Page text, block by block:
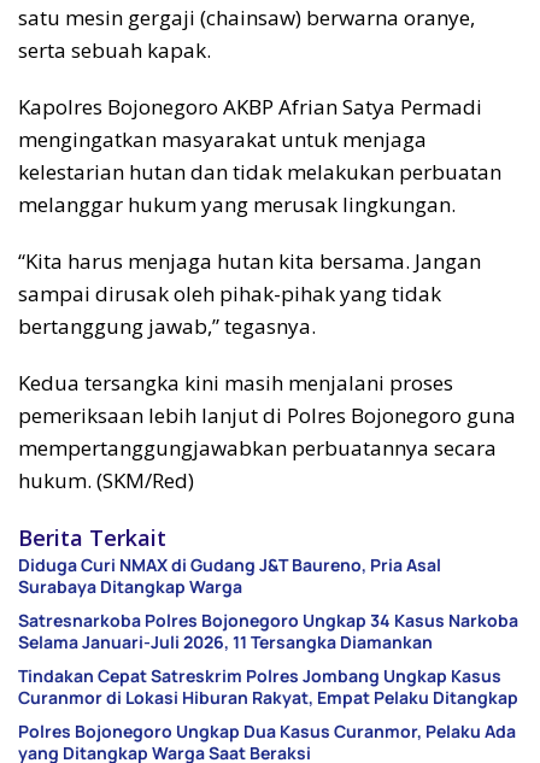
satu mesin gergaji (chainsaw) berwarna oranye,
serta sebuah kapak.
Kapolres Bojonegoro AKBP Afrian Satya Permadi
mengingatkan masyarakat untuk menjaga
kelestarian hutan dan tidak melakukan perbuatan
melanggar hukum yang merusak lingkungan.
“Kita harus menjaga hutan kita bersama. Jangan
sampai dirusak oleh pihak-pihak yang tidak
bertanggung jawab,” tegasnya.
Kedua tersangka kini masih menjalani proses
pemeriksaan lebih lanjut di Polres Bojonegoro guna
mempertanggungjawabkan perbuatannya secara
hukum. (SKM/Red)
Berita Terkait
Diduga Curi NMAX di Gudang J&T Baureno, Pria Asal
Surabaya Ditangkap Warga
Satresnarkoba Polres Bojonegoro Ungkap 34 Kasus Narkoba
Selama Januari-Juli 2026, 11 Tersangka Diamankan
Tindakan Cepat Satreskrim Polres Jombang Ungkap Kasus
Curanmor di Lokasi Hiburan Rakyat, Empat Pelaku Ditangkap
Polres Bojonegoro Ungkap Dua Kasus Curanmor, Pelaku Ada
yang Ditangkap Warga Saat Beraksi